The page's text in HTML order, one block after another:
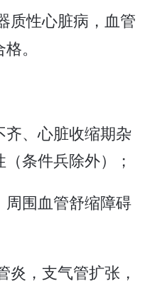
质性心脏病，血管
。
齐、心脏收缩期杂
条件兵除外）；
周围血管舒缩障碍
炎，支气管扩张，